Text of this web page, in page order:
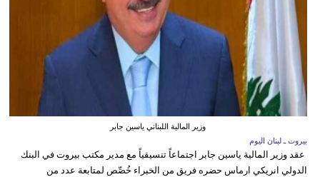
وزير المالية اللبناني ياسين جابر
بيروت ـ لبنان اليوم
عقد وزير المالية ياسين جابر اجتماعاً تنسيقياً مع مدير مكتب بيروت في البنك
الدولي انريكي ارماس حضره فريق من الخبراء خُصِّص لمتابعة عدد من